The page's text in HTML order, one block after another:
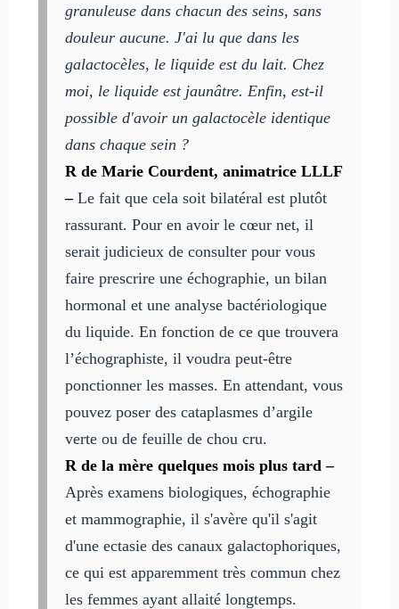
granuleuse dans chacun des seins, sans
douleur aucune. J'ai lu que dans les
galactocèles, le liquide est du lait. Chez
moi, le liquide est jaunâtre. Enfin, est-il
possible d'avoir un galactocèle identique
dans chaque sein ?
R de Marie Courdent, animatrice LLLF
–Le fait que cela soit bilatéral est plutôt
rassurant. Pour en avoir le cœur net, il
serait judicieux de consulter pour vous
faire prescrire une échographie, un bilan
hormonal et une analyse bactériologique
du liquide. En fonction de ce que trouvera
l’échographiste, il voudra peut-être
ponctionner les masses. En attendant, vous
pouvez poser des cataplasmes d’argile
verte ou de feuille de chou cru.
R de la mère quelques mois plus tard –
Après examens biologiques, échographie
et mammographie, il s'avère qu'il s'agit
d'une ectasie des canaux galactophoriques,
ce qui est apparemment très commun chez
les femmes ayant allaité longtemps.